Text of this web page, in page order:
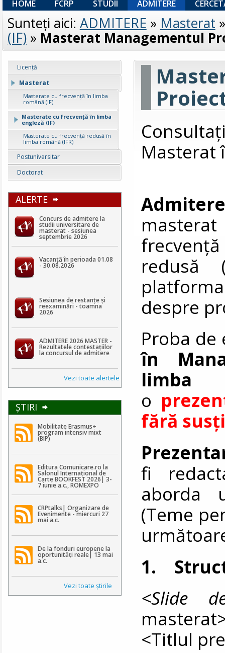
HOME FCRP STUDII ADMITERE
Sunteţi aici: ADMITERE » Masterat
(IF)» Masterat Managementul
Licenţă
Masterat
Masterate cu frecvență în limba
română (IF)
Masterate cu frecvență în limba
engleză (IF)
Masterate cu frecvență redusă în
limba română (IFR)
Postuniversitar
Doctorat
ALERTE
Concurs de admitere la
studii universitare de
masterat - sesiunea
septembrie 2026
Vacanță în perioada 01.08
- 30.08.2026
Sesiunea de restanțe și
reexaminări - toamna
2026
ADMITERE 2026 MASTER -
Rezultatele contestaţiilor
la concursul de admitere
Vezi toate alertele
ŞTIRI
Mobilitate Erasmus+
program intensiv mixt
(BIP)
Editura Comunicare.ro la
Salonul Internațional de
Carte BOOKFEST 2026| 3-
7 iunie a.c., ROMEXPO
CRPtalks| Organizare de
Evenimente - miercuri 27
mai a.c.
De la fonduri europene la
oportunități reale| 13 mai
a.c.
Vezi toate ştirile
Masterat
redusă
despre
Proba
în
limba
o
fără
fi
aborda
(Teme
1.
<Slide
<Titlul